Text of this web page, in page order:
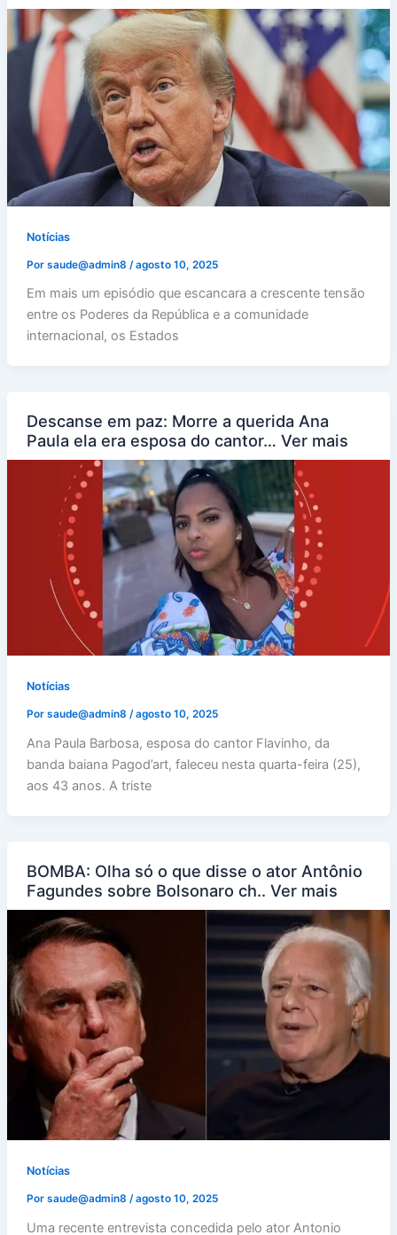
Notícias
Por saude@admin8 /agosto 10, 2025
Em mais um episódio que escancara a crescente tensão
entre os Poderes da República e a comunidade
internacional, os Estados
Descanse em paz: Morre a querida Ana
Paula ela era esposa do cantor… Ver mais
Notícias
Por saude@admin8 /agosto 10, 2025
Ana Paula Barbosa, esposa do cantor Flavinho, da
banda baiana Pagod’art, faleceu nesta quarta-feira (25),
aos 43 anos. A triste
BOMBA: Olha só o que disse o ator Antônio
Fagundes sobre Bolsonaro ch.. Ver mais
Notícias
Por saude@admin8 /agosto 10, 2025
Uma recente entrevista concedida pelo ator Antonio